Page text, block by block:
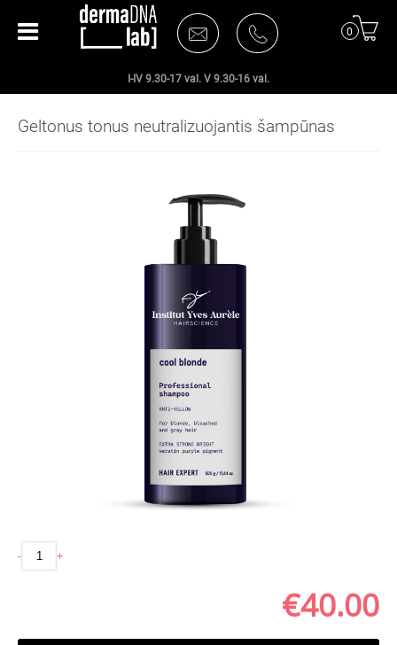
0
I-IV 9.30-17 val. V 9.30-16 val.
Geltonus tonus neutralizuojantis šampūnas
- +
€40.00